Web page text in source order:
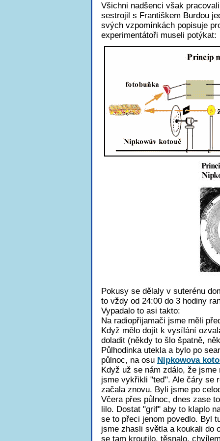
Všichni nadšenci však
sestrojil s Františkem Burdou
svých vzpomínkách popisuje
experimentátoři museli potýkat:
Pokusy se dělaly v suterénu
to vždy od 24:00 do 3 hodiny
Vypadalo to asi takto:
Na radiopřijamači jsme měli
Když mělo dojít k vysílání
doladit (někdy to šlo špatně,
Půlhodinka utekla a bylo po
půlnoc, na osu Nipkowova
Když už se nám zdálo, že jsme
jsme vykřikli "teď". Ale čáry se
začala znovu. Byli jsme po
Včera přes půlnoc, dnes zase
lilo. Dostat "grif" aby to klaplo
se to přeci jenom povedlo. Byl
jsme zhasli světla a koukali do
se tam kroutilo, těsnalo,